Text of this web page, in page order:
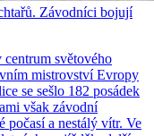
Závodníci bojují
centrum světového
mistrovství Evropy
se sešlo 182 posádek
však závodní
počasí a nestálý vítr. Ve